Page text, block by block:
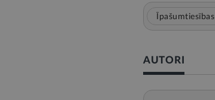
Īpašumtiesības
AUTORI